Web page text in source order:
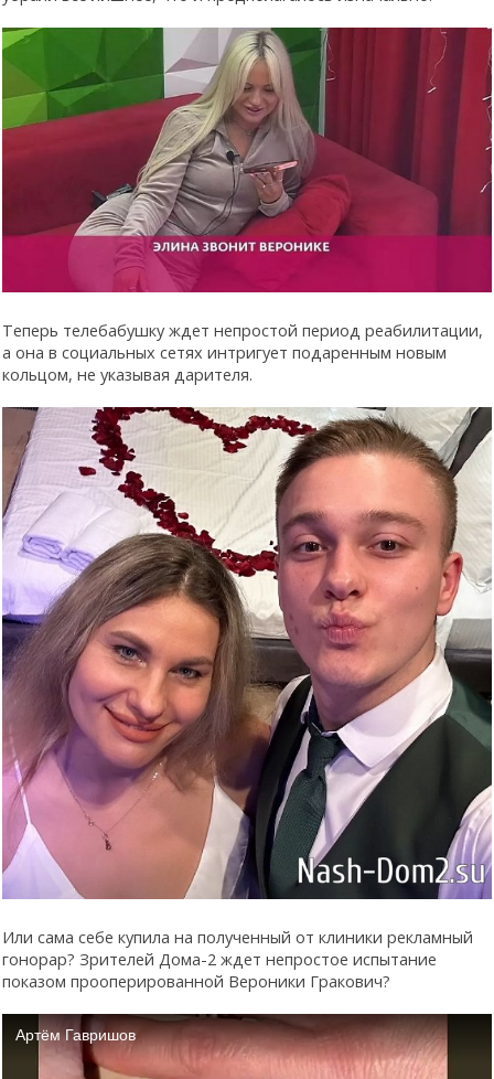
Теперь телебабушку ждет непростой период реабилитации,
а она в социальных сетях интригует подаренным новым
кольцом, не указывая дарителя.
Или сама себе купила на полученный от клиники рекламный
гонорар? Зрителей Дома-2 ждет непростое испытание
показом прооперированной Вероники Гракович?